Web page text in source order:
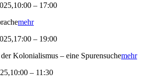
– 17:00
mehr
– 19:00
Kolonialismus – eine Spurensuchemehr
– 11:30